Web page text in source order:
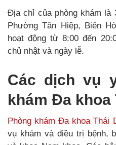
Địa chỉ của phòng khám là
Phường Tân Hiệp, Biên
hoạt động từ 8:00 đến
chủ nhật và ngày lễ.
Các dịch vụ
khám Đa
Phòng khám Đa khoa Thái
vụ khám và điều trị bệnh,